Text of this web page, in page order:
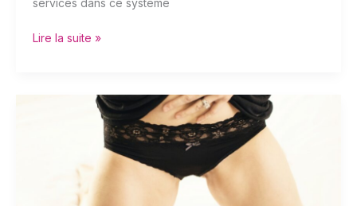
services dans ce système
Lire la suite »